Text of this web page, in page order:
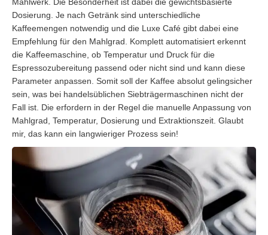
Mahlwerk. Die Besonderheit ist dabei die gewichtsbasierte
Dosierung. Je nach Getränk sind unterschiedliche
Kaffeemengen notwendig und die Luxe Café gibt dabei eine
Empfehlung für den Mahlgrad. Komplett automatisiert erkennt
die Kaffeemaschine, ob Temperatur und Druck für die
Espressozubereitung passend oder nicht sind und kann diese
Parameter anpassen. Somit soll der Kaffee absolut gelingsicher
sein, was bei handelsüblichen Siebträgermaschinen nicht der
Fall ist. Die erfordern in der Regel die manuelle Anpassung von
Mahlgrad, Temperatur, Dosierung und Extraktionszeit. Glaubt
mir, das kann ein langwieriger Prozess sein!